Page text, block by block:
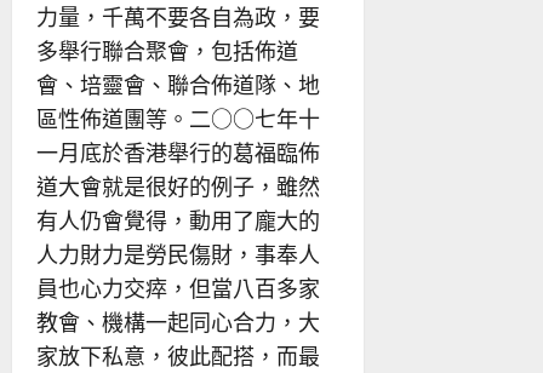
力量，千萬不要各自為政，要
多舉行聯合聚會，包括佈道
會、培靈會、聯合佈道隊、地
區性佈道團等。二○○七年十
一月底於香港舉行的葛福臨佈
道大會就是很好的例子，雖然
有人仍會覺得，動用了龐大的
人力財力是勞民傷財，事奉人
員也心力交瘁，但當八百多家
教會、機構一起同心合力，大
家放下私意，彼此配搭，而最